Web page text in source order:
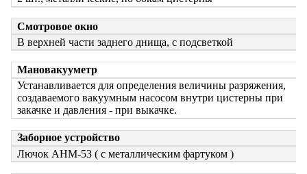
Смотровое окно
В верхней части заднего днища, с подсветкой
Мановакууметр
Устанавливается для определения величины разряжения,
создаваемого вакуумным насосом внутри цистерны при
закачке и давления - при выкачке.
Заборное устройство
Лючок АНМ-53 ( с металлическим фартуком )